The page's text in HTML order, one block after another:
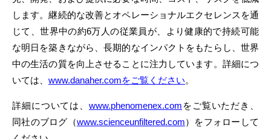
します。継続的な改善とオペレーショナルエクセレンスを通
じて、世界中の約6万人の従業員が、より健康的で持続可能
な明日を築きながら、長期的なインパクトをもたらし、世界
中の生活の質を向上させることに注力しています。詳細につ
いては、 www.danaher.comをご覧ください。
詳細については、 www.phenomenex.com をご覧いただき、
同社のブログ（www.scienceunfiltered.com）をフォローして